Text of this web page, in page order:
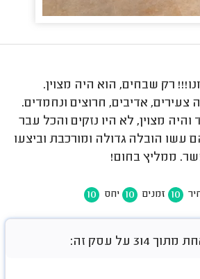
רק שבחים, הוא היה מצוין.
אדיבים, חרוצים ונחמדים.
והיה מצוין, לא היו נזקים והכל עבר
עשו הובלה גדולה ומורכבת וביצעו
ממליץ בחום!
10 זמנים 10 יחס 10
על עסק זה: